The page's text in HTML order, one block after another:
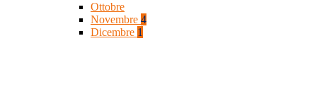
Ottobre
Novembre 4
Dicembre 1